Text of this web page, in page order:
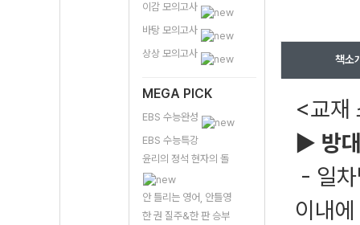
이감 모의고사
바탕 모의고사
상상 모의고사
MEGA PICK
EBS 수능완성
EBS 수능특강
윤리의 정석 현자의 돌
안 틀리는 영어, 안틀영
한 권 질주&한 판 승부
책소
<교재
▶ 방
- 일
이내